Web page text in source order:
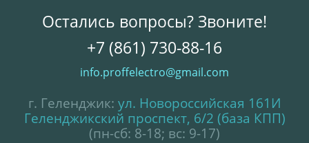
Остались вопросы? Звоните!
+7 (861) 730-88-16
info.proffelectro@gmail.com
г. Геленджик: ул. Новороссийская 161И
Геленджикский проспект, 6/2 (база КПП)
(пн-сб: 8-18; вс: 9-17)